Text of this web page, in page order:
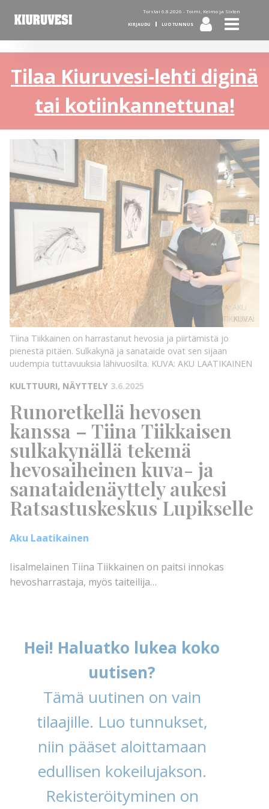
Torstai 6.8.2026 - Toimi, Keimo ja Sixten
KIRJAUDU LUO TUNNUS
Tilaa Kiuruvesi-lehti diginä
tai kotiinkannettuna!
KUVA:
KUVA: AKU
LAATIKAINEN
Tiina Tiikkainen on harrastanut hevosia ja piirtämistä jo
pienestä pitäen. Sulkakynä ja sanataide ovat sen sijaan
uudempia tuttavuuksia lähivuosilta. KUVA: AKU LAATIKAINEN
KULTTUURI, NÄYTTELY 3.6.2025
Runoretkellä hevosen
kanssa – Tiina Tiikkaisen
sulkakynällä tekemä
hevosaiheinen kuva- ja
sanataidenäyttely aukesi
Ratsastuskeskus Lupikselle
Aku Laatikainen
Iisalmelainen Tiina Tiikkainen on paitsi innokas
hevosharrastaja, myös taiteilija…
Hei! Haluatko lukea koko
uutisen?
Tämä uutinen on vain
tilaajille. Luo tunnukset,
niin pääset aloittamaan
edullisen kokeilujakson.
Rekisteröityminen on